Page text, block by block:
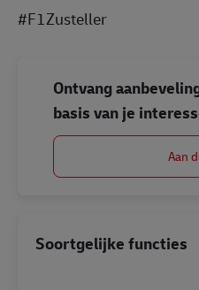
#F1Zusteller
Ontvang
basis van je
Aan
Soortgelijke functies